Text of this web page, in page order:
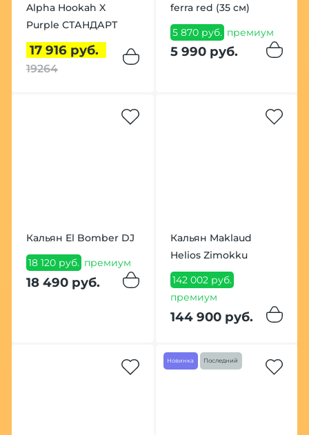
Alpha Hookah X
Purple СТАНДАРТ
17 916 руб.
19264
ferra red (35 см)
5 870 руб. премиум
5 990 руб.
Кальян El Bomber DJ
18 120 руб. премиум
18 490 руб.
Кальян Maklaud
Helios Zimokku
142 002 руб.
премиум
144 900 руб.
Новинка Последний